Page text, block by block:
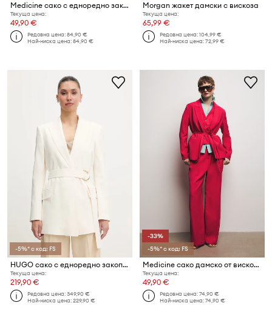
Medicine сако с едноредно закопчаване дамско с добавен лен
Текуща цена:
49,90 €
Редовна цена:84,90 €
Най-ниска цена:84,90 €
Morgan жакет дамски с вискоза
Текуща цена:
65,99 €
Редовна цена:104,99 €
Най-ниска цена:72,99 €
-5%* с код: FS
HUGO сако с едноредно закопчаване дамско с вискоза Abivanna
Текуща цена:
219,90 €
Редовна цена:349,90 €
Най-ниска цена:229,90 €
-33%
-5%* с код: FS
Medicine сако дамско от вискоза
Текуща цена:
49,90 €
Редовна цена:74,90 €
Най-ниска цена:74,90 €